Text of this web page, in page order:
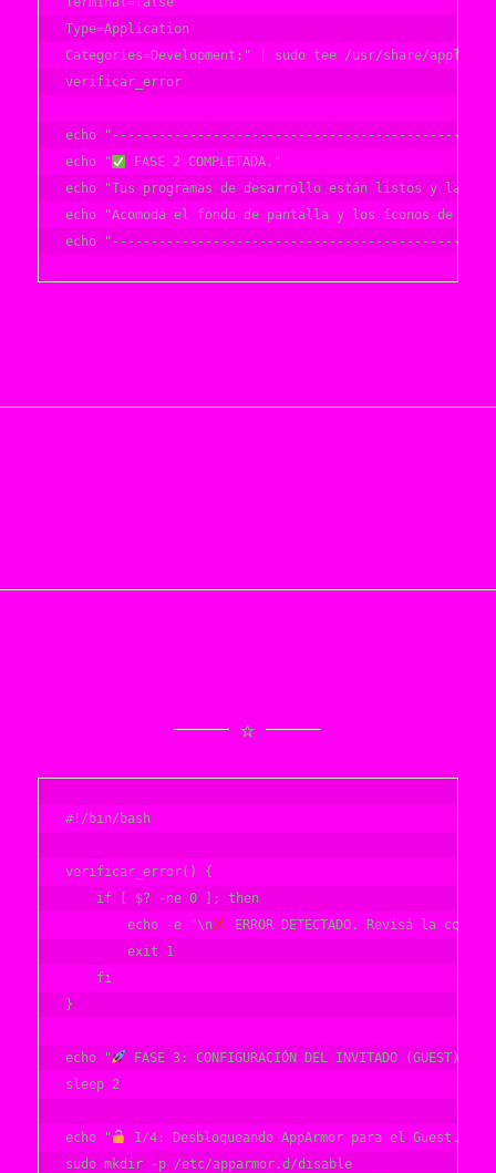
Type=Application
Categories=Development;" | sudo tee /usr/share/
verificar_error
echo
echo "
FASE 2 COMPLETADA."
echo "Tus programas de desarrollo están listos y la PC
echo "Acomodá el fondo de pantalla y los íconos de tu
echo
#!/bin/bash
verificar_error() {
    if [ $? -ne 0 ]; then
        echo -e "\n
ERROR DETECTADO. Revisá la
        exit 1
    fi
}
echo "
FASE 3: CONFIGURACIÓN DEL INVITADO (GUEST)"
sleep 2
echo "
1/4: Desbloqueando AppArmor para el Guest..."
sudo mkdir -p /etc/apparmor.d/disable